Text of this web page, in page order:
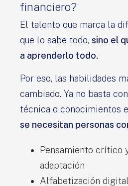
financiero?
El talento que marca la
que lo sabe todo, sino el
a aprenderlo todo.
Por eso, las habilidades
cambiado. Ya no basta
técnica o conocimientos
se necesitan personas
Pensamiento crítico
adaptación
Alfabetización